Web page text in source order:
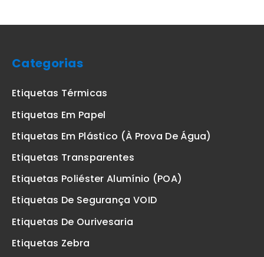
Categorias
Etiquetas Térmicas
Etiquetas Em Papel
Etiquetas Em Plástico (à Prova De Água)
Etiquetas Transparentes
Etiquetas Poliéster Alumínio (POA)
Etiquetas De Segurança VOID
Etiquetas De Ourivesaria
Etiquetas Zebra